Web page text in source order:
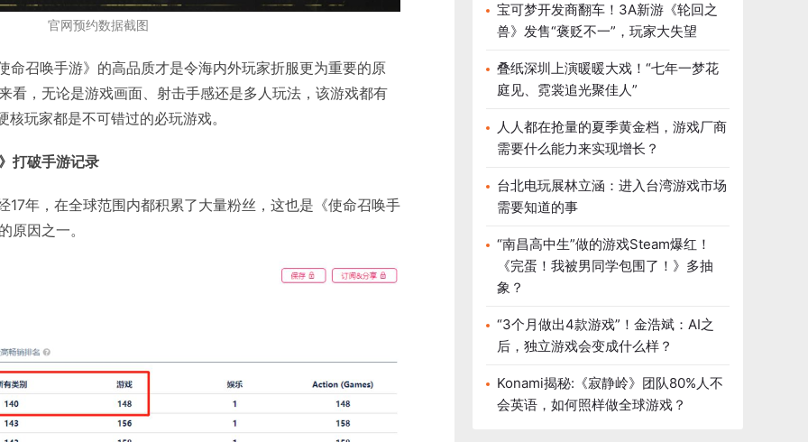
官网预约数据截图
命召唤手游》的高品质才是令海内外玩家折服更为重要的原
看，无论是游戏画面、射击手感还是多人玩法，该游戏都有
玩家都是不可错过的必玩游戏。
打破手游记录
17年，在全球范围内都积累了大量粉丝，这也是《使命召唤手
原因之一。
宝可梦开发商翻车！3A新游《轮回之
兽》发售“褒贬不一”，玩家大失望
叠纸深圳上演暖暖大戏！“七年一梦花
庭见、霓裳追光聚佳人”
人人都在抢量的夏季黄金档，游戏厂商
需要什么能力来实现增长？
台北电玩展林立涵：进入台湾游戏市场
需要知道的事
“南昌高中生”做的游戏Steam爆红！
《完蛋！我被男同学包围了！》多抽
象？
“3个月做出4款游戏”！金浩斌：AI之
后，独立游戏会变成什么样？
Konami揭秘:《寂静岭》团队80%人不
会英语，如何照样做全球游戏？